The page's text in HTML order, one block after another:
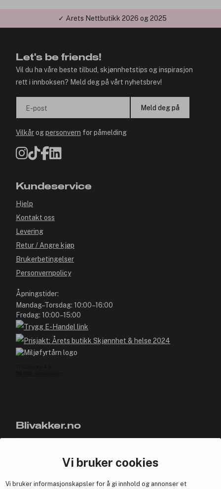
Vi bruker cookies
Vi bruker informasjonskapsler for å gi innhold og annonser et
✓ Årets Nettbutikk 2026 og 2025
Let's be friends!
Vil du ha våre beste tilbud, skjønnhetstips og inspirasjon
rett i innboksen? Meld deg på vårt nyhetsbrev!
E-post Meld deg på
Vilkårogpersonvern for påmelding
Kundeservice
Hjelp
Kontakt oss
Levering
Retur / Angre kjøp
Brukerbetingelser
Personvernpolicy
Åpningstider:
Mandag–Torsdag: 10:00–16:00
Fredag: 10:00–15:00
Blivakker.no
Bli medlem helt gratis - få poeng og eksklusive rabattkoder.
Samarbeid med oss